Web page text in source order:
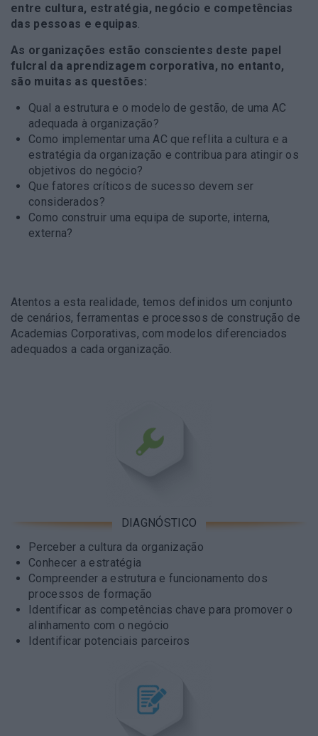
entre cultura, estratégia, negócio e competências
das pessoas e equipas.
As organizações estão conscientes deste papel
fulcral da aprendizagem corporativa, no entanto,
são muitas as questões:
Qual a estrutura e o modelo de gestão, de uma AC
adequada à organização?
Como implementar uma AC que reflita a cultura e a
estratégia da organização e contribua para atingir os
objetivos do negócio?
Que fatores críticos de sucesso devem ser
considerados?
Como construir uma equipa de suporte, interna,
externa?
Atentos a esta realidade, temos definidos um conjunto
de cenários, ferramentas e processos de construção de
Academias Corporativas, com modelos diferenciados
adequados a cada organização.
DIAGNÓSTICO
Perceber a cultura da organização
Conhecer a estratégia
Compreender a estrutura e funcionamento dos
processos de formação
Identificar as competências chave para promover o
alinhamento com o negócio
Identificar potenciais parceiros